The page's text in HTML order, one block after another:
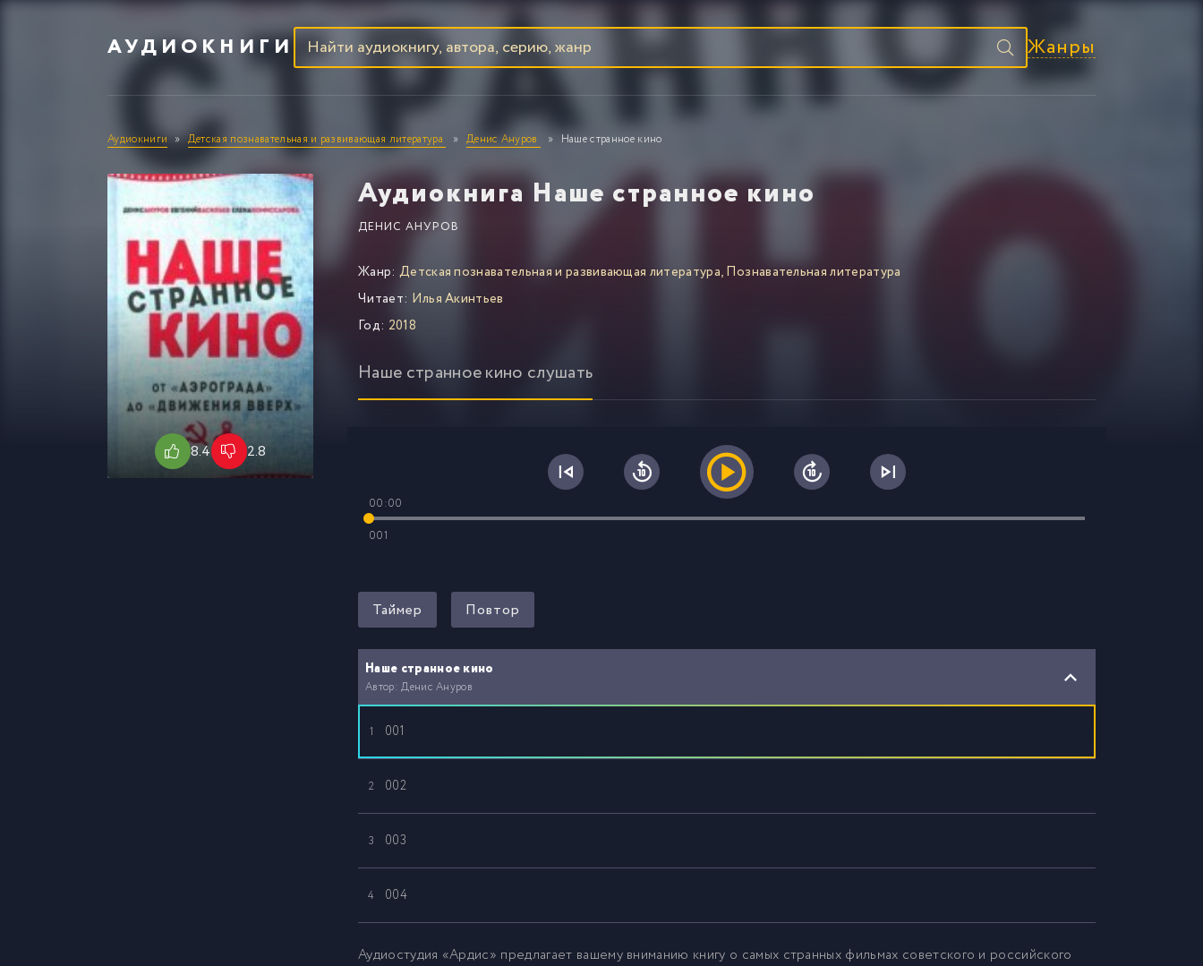
АУДИОКНИГИ Жанры
Аудиокниги Детская познавательная и развивающая литература Денис Ануров Наше странное кино
Аудиокнига Наше странное кино
ДЕНИС АНУРОВ
8.4 2.8
Жанр: Детская познавательная и развивающая литература,Познавательная литература
Читает: Илья Акинтьев
Год: 2018
Наше странное кино слушать
00:00
001
Таймер Повтор
Наше странное кино
Автор: Денис Ануров
1 001
2 002
3 003
4 004
Аудиостудия «Ардис» предлагает вашему вниманию книгу о самых странных фильмах советского и российского